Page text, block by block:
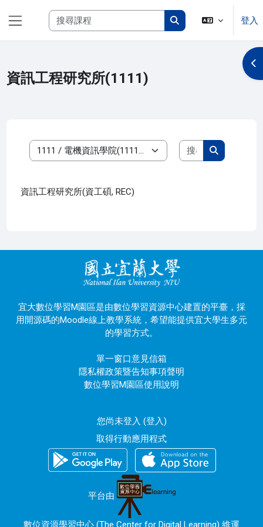
搜尋課程
搜尋課程
登入
資訊工程研究所(1111)
開
課程類別
搜尋課程
搜尋課程
資訊工程研究所(資工碩, REC)
宜大數位學習M園區是由數位學習資源中心建置的平臺，採
用開源碼的Moodle線上教學系統，希望能提供宜大學生多元
的學習方式。
單一窗口意見信箱
隱私權政策暨告知事項聲明
數位學習M園區使用說明
您尚未登入 (登入)
取得行動應用程式
平台由
數位資源學習中心 (The Center for Digital Learning) 維運